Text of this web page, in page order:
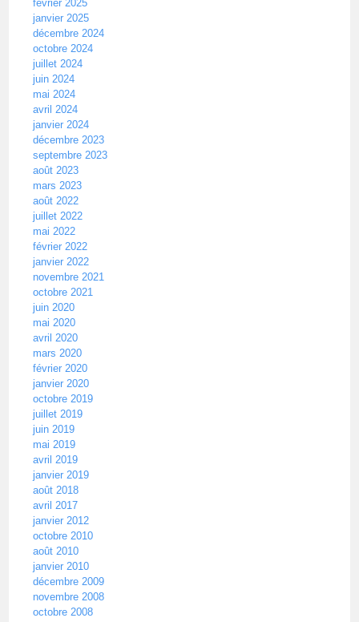
février 2025
janvier 2025
décembre 2024
octobre 2024
juillet 2024
juin 2024
mai 2024
avril 2024
janvier 2024
décembre 2023
septembre 2023
août 2023
mars 2023
août 2022
juillet 2022
mai 2022
février 2022
janvier 2022
novembre 2021
octobre 2021
juin 2020
mai 2020
avril 2020
mars 2020
février 2020
janvier 2020
octobre 2019
juillet 2019
juin 2019
mai 2019
avril 2019
janvier 2019
août 2018
avril 2017
janvier 2012
octobre 2010
août 2010
janvier 2010
décembre 2009
novembre 2008
octobre 2008